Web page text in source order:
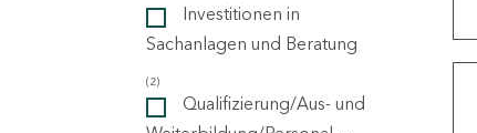
Investitionen in
Sachanlagen und Beratung
(2)
Qualifizierung/Aus- und